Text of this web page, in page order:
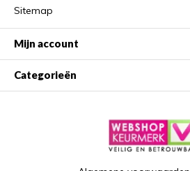
Sitemap
Mijn account
Categorieën